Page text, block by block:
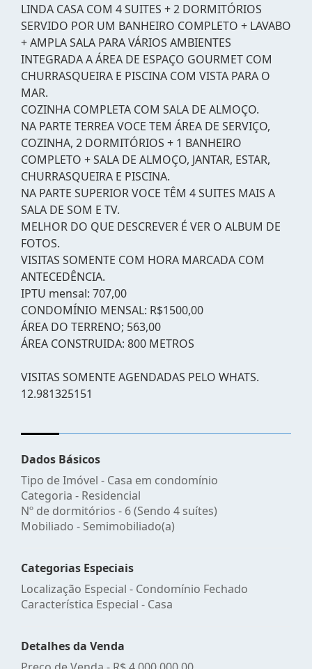
LINDA CASA COM 4 SUITES + 2 DORMITÓRIOS
SERVIDO POR UM BANHEIRO COMPLETO + LAVABO
+ AMPLA SALA PARA VÁRIOS AMBIENTES
INTEGRADA A ÁREA DE ESPAÇO GOURMET COM
CHURRASQUEIRA E PISCINA COM VISTA PARA O
MAR.
COZINHA COMPLETA COM SALA DE ALMOÇO.
NA PARTE TERREA VOCE TEM ÁREA DE SERVIÇO,
COZINHA, 2 DORMITÓRIOS + 1 BANHEIRO
COMPLETO + SALA DE ALMOÇO, JANTAR, ESTAR,
CHURRASQUEIRA E PISCINA.
NA PARTE SUPERIOR VOCE TÊM 4 SUITES MAIS A
SALA DE SOM E TV.
MELHOR DO QUE DESCREVER É VER O ALBUM DE
FOTOS.
VISITAS SOMENTE COM HORA MARCADA COM
ANTECEDÊNCIA.
IPTU mensal: 707,00
CONDOMÍNIO MENSAL: R$1500,00
ÁREA DO TERRENO; 563,00
ÁREA CONSTRUIDA: 800 METROS
VISITAS SOMENTE AGENDADAS PELO WHATS.
12.981325151
Dados Básicos
Tipo de Imóvel - Casa em condomínio
Categoria - Residencial
Nº de dormitórios - 6 (Sendo 4 suítes)
Mobiliado - Semimobiliado(a)
Categorias Especiais
Localização Especial - Condomínio Fechado
Característica Especial - Casa
Detalhes da Venda